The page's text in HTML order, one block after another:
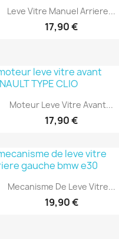
Aperçu rapide
Leve Vitre Manuel Arriere...
17,90 €
Aperçu rapide
Moteur Leve Vitre Avant...
17,90 €
Aperçu rapide
Mecanisme De Leve Vitre...
19,90 €